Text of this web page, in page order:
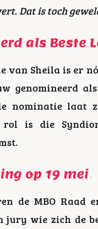
Dat is toch
als Beste
Sheila is er
genomineerd
nominatie laat
is die
op 19 mei
de MBO Raad
jury wie zich de